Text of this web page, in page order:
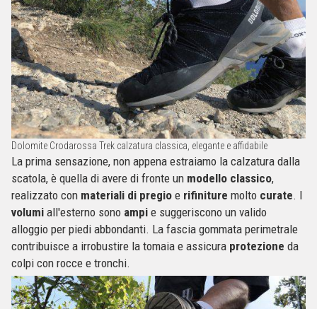
Dolomite Crodarossa Trek calzatura classica, elegante e affidabile
La prima sensazione, non appena estraiamo la calzatura dalla
scatola, è quella di avere di fronte un modello classico,
realizzato con materiali di pregio e rifiniture molto curate. I
volumi all'esterno sono ampi e suggeriscono un valido
alloggio per piedi abbondanti. La fascia gommata perimetrale
contribuisce a irrobustire la tomaia e assicura protezione da
colpi con rocce e tronchi.